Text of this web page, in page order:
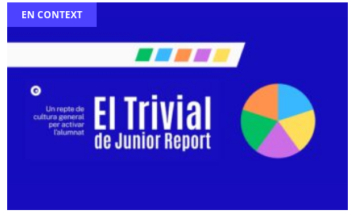
EN CONTEXT